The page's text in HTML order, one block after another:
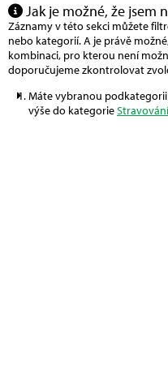
Jak je možné, že jsem
Záznamy v této sekci můžete
nebo kategorií. A je právě
kombinaci, pro kterou není
doporučujeme zkontrolovat
Máte vybranou podkategorii
výše do kategorieStravování